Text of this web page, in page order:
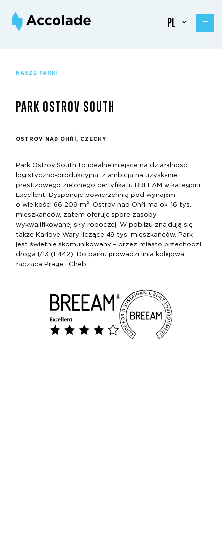
PL
NASZE PARKI
PARK OSTROV SOUTH
OSTROV NAD OHŘÍ, CZECHY
Park Ostrov South to idealne miejsce na działalność
logistyczno-produkcyjną, z ambicją na uzyskanie
prestiżowego zielonego certyfikatu BREEAM w kategorii
Excellent. Dysponuje powierzchnią pod wynajem
o wielkości 66 209 m². Ostrov nad Ohří ma ok. 16 tys.
mieszkańców, zatem oferuje spore zasoby
wykwalifikowanej siły roboczej. W pobliżu znajdują się
także Karlove Wary liczące 49 tys. mieszkańców. Park
jest świetnie skomunikowany – przez miasto przechodzi
droga I/13 (E442). Do parku prowadzi linia kolejowa
łącząca Pragę i Cheb​